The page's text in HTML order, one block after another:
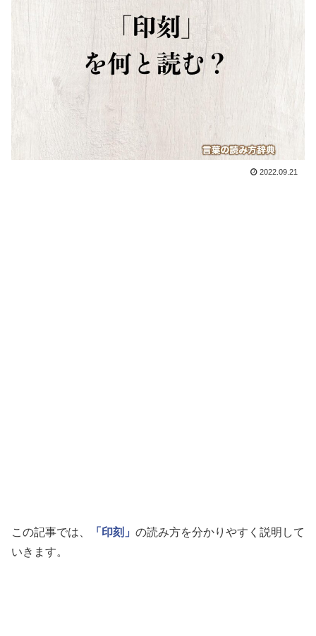
2022.09.21
この記事では、 「印刻」 の読み方を分かりやすく説明して
いきます。